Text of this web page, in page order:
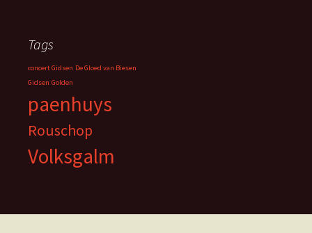
Tags
concert Gidsen De Gloed van Biesen
Gidsen Golden
paenhuys
Rouschop
Volksgalm